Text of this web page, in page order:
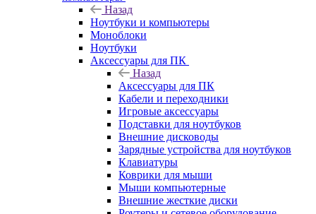
Назад
Ноутбуки и компьютеры
Моноблоки
Ноутбуки
Аксессуары для ПК
Назад
Аксессуары для ПК
Кабели и переходники
Игровые аксессуары
Подставки для ноутбуков
Внешние дисководы
Зарядные устройства для ноутбуков
Клавиатуры
Коврики для мыши
Мыши компьютерные
Внешние жесткие диски